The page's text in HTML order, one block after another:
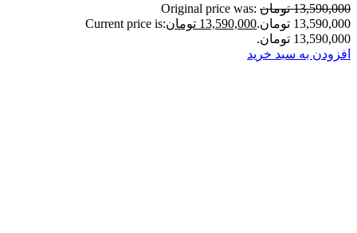
13,590,000 تومان
Original price was:
13,590,000 تومان.
13,590,000 تومان
Current price is:
13,590,000 تومان.
افزودن به سبد خرید